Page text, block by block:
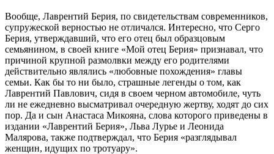
Вообще, Лаврентий Берия, по свидетельствам современников,
супружеской верностью не отличался. Интересно, что Серго
Берия, утверждавший, что его отец был образцовым
семьянином, в своей книге «Мой отец Берия» признавал, что
причиной крупной размолвки между его родителями
действительно являлись «любовные похождения» главы
семьи. Как бы то ни было, страшные легенды о том, как
Лаврентий Павлович, сидя в своем черном автомобиле, чуть
ли не ежедневно высматривал очередную жертву, ходят до сих
пор. Да и сын Анастаса Микояна, слова которого приведены в
издании «Лаврентий Берия», Льва Лурье и Леонида
Малярова, также подтверждал, что Берия «разглядывал
женщин, идущих по тротуару».